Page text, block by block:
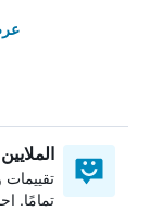
تقييمات
تمامًا.